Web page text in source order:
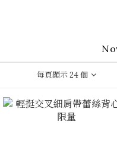
每頁顯示 24 個